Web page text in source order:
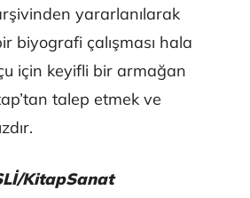
yararlanılarak
biyografi çalışması hala
için keyifli bir armağan
talep etmek ve
KitapSanat